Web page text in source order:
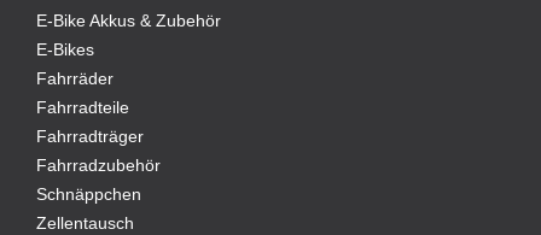
E-Bike Akkus & Zubehör
E-Bikes
Fahrräder
Fahrradteile
Fahrradträger
Fahrradzubehör
Schnäppchen
Zellentausch